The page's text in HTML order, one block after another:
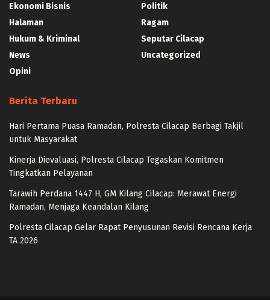
Ekonomi Bisnis
Halaman
Hukum & Kriminal
News
Opini
Politik
Ragam
Seputar Cilacap
Uncategorized
Berita Terbaru
Hari Pertama Puasa Ramadan, Polresta Cilacap Berbagi Takjil
untuk Masyarakat
Kinerja Dievaluasi, Polresta Cilacap Tegaskan Komitmen
Tingkatkan Pelayanan
Tarawih Perdana 1447 H, GM Kilang Cilacap: Merawat Energi
Ramadan, Menjaga Keandalan Kilang
Polresta Cilacap Gelar Rapat Penyusunan Revisi Rencana Kerja
TA 2026